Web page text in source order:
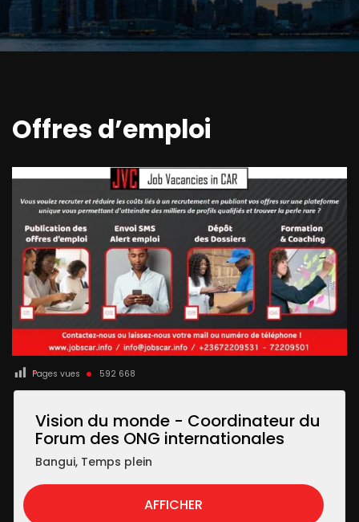
Offres d’emploi
Pages vues 592 668
Vision du monde - Coordinateur du
Forum des ONG internationales
Bangui, Temps plein
AFFICHER